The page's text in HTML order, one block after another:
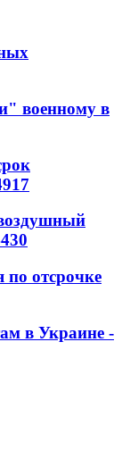
военному в
по отсрочке
в Украине -